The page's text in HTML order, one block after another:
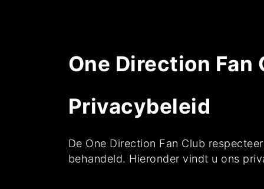
One Direction Fan
Privacybeleid
De One Direction Fan Club
behandeld. Hieronder vindt u ons